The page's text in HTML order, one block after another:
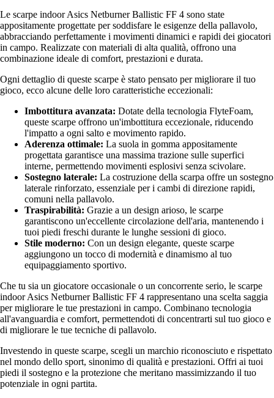
Le scarpe indoor Asics Netburner Ballistic FF 4 sono state
appositamente progettate per soddisfare le esigenze della pallavolo,
abbracciando perfettamente i movimenti dinamici e rapidi dei giocatori
in campo. Realizzate con materiali di alta qualità, offrono una
combinazione ideale di comfort, prestazioni e durata.
Ogni dettaglio di queste scarpe è stato pensato per migliorare il tuo
gioco, ecco alcune delle loro caratteristiche eccezionali:
Imbottitura avanzata: Dotate della tecnologia FlyteFoam,
queste scarpe offrono un'imbottitura eccezionale, riducendo
l'impatto a ogni salto e movimento rapido.
Aderenza ottimale: La suola in gomma appositamente
progettata garantisce una massima trazione sulle superfici
interne, permettendo movimenti esplosivi senza scivolare.
Sostegno laterale: La costruzione della scarpa offre un sostegno
laterale rinforzato, essenziale per i cambi di direzione rapidi,
comuni nella pallavolo.
Traspirabilità: Grazie a un design arioso, le scarpe
garantiscono un'eccellente circolazione dell'aria, mantenendo i
tuoi piedi freschi durante le lunghe sessioni di gioco.
Stile moderno: Con un design elegante, queste scarpe
aggiungono un tocco di modernità e dinamismo al tuo
equipaggiamento sportivo.
Che tu sia un giocatore occasionale o un concorrente serio, le scarpe
indoor Asics Netburner Ballistic FF 4 rappresentano una scelta saggia
per migliorare le tue prestazioni in campo. Combinano tecnologia
all'avanguardia e comfort, permettendoti di concentrarti sul tuo gioco e
di migliorare le tue tecniche di pallavolo.
Investendo in queste scarpe, scegli un marchio riconosciuto e rispettato
nel mondo dello sport, sinonimo di qualità e prestazioni. Offri ai tuoi
piedi il sostegno e la protezione che meritano massimizzando il tuo
potenziale in ogni partita.